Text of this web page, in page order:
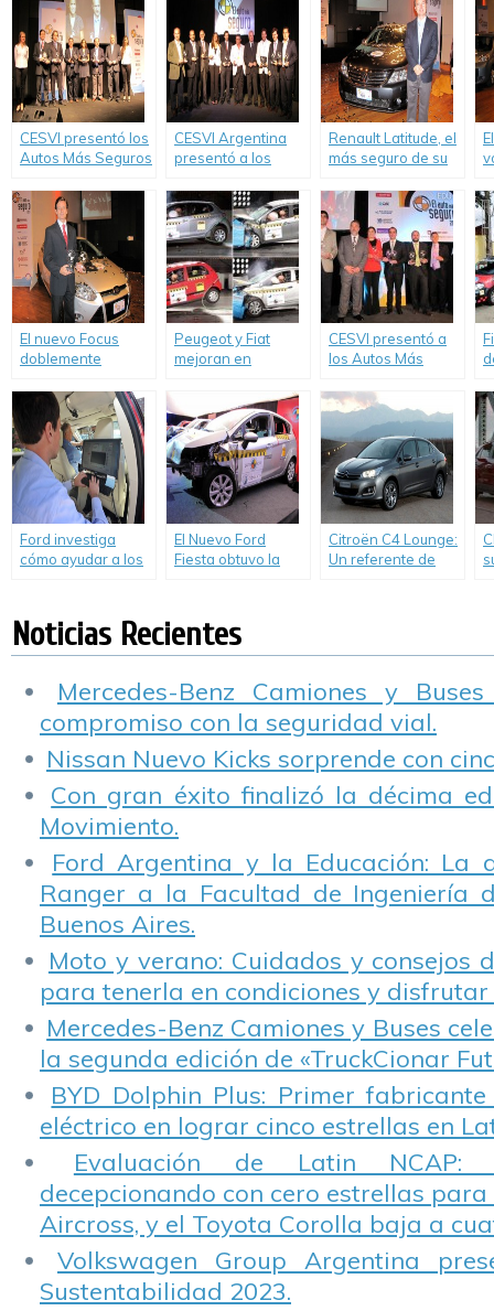
CESVI presentó los
Autos Más Seguros
CESVI Argentina
presentó a los
de 2012.
Renault Latitude, el
más seguro de su
tercer año
consecutivo.
El nuevo Focus
doblemente
seguridad; y el
Fiesta, por tercer
año consecutivo,
ganó el premio en
su categoría.
Peugeot y Fiat
mejoran en
choque de Latin
NCAP; Chevrolet
decepciona
CESVI presentó a
los Autos Más
Ford investiga
cómo ayudar a los
situaciones de
stress en el tráfico
El Nuevo Ford
Fiesta obtuvo la
Citroën C4 Lounge:
Un referente de
Noticias Recientes
Mercedes-Benz Camiones y
compromiso con la seguridad vial.
Nissan Nuevo Kicks sorprende con
Con gran éxito finalizó la décima
Movimiento.
Ford Argentina y la Educación: La
Ranger a la Facultad de Ingeniería
Buenos Aires.
Moto y verano: Cuidados y consejos
para tenerla en condiciones y disfrutar
Mercedes-Benz Camiones y Buses
la segunda edición de «TruckCionar
BYD Dolphin Plus: Primer
eléctrico en lograr cinco estrellas en
Evaluación de Latin NCAP:
decepcionando con cero estrellas para
Aircross, y el Toyota Corolla baja a
Volkswagen Group Argentina
Sustentabilidad 2023.